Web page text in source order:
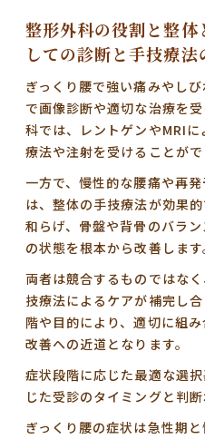
整形外科の役割と整
しての診断と手技療
ぎっくり腰で強い痛みやし
で画像診断や適切な治療を
科では、レントゲンやMRI
療法や注射を受けることがで
一方で、慢性的な腰痛や再
は、整体の手技療法が効果
和らげ、骨盤や背骨のバラ
の状態を根本から改善します
両者は競合するものではな
技療法によるケアが補完し
階や目的により、適切に組
改善への近道となります。
症状段階に応じた最適な選
じた受診のタイミングと判
ぎっくり腰の症状は急性期